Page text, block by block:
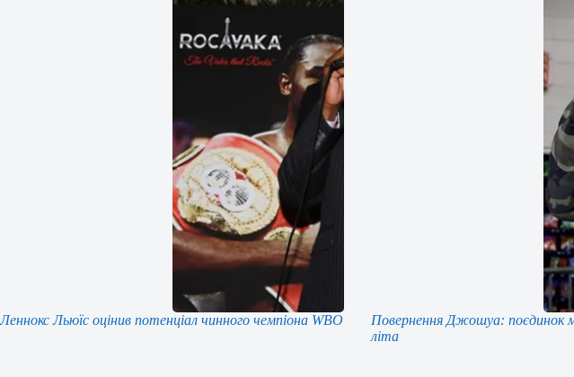
Леннокс Льюїс оцінив потенціал чинного чемпіона WBO
Повернення Джошуа: поєдинок
літа